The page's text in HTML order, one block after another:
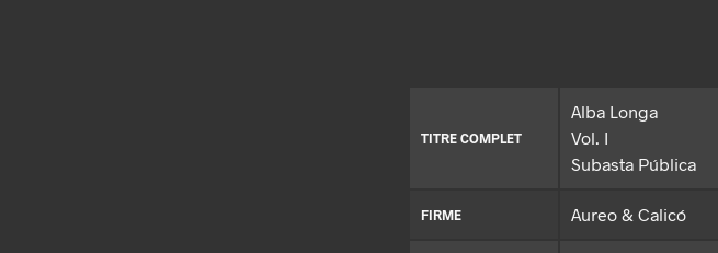
TITRE COMPLET
Alba Longa
Vol. I
Subasta Pública
FIRME Aureo & Calicó